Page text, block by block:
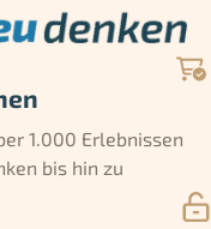
1.000 Erlebnissen
bis hin zu